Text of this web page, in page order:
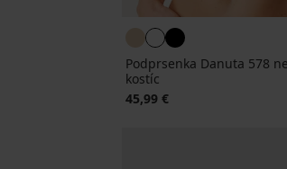
Podprsenka Danuta 578
kostíc
45,99 €